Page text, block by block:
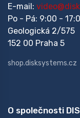
E-mail:
Po - Pá: 9:00 -
Geologická 2/575
152 00 Praha 5
shop.disksystems.cz
O společnosti